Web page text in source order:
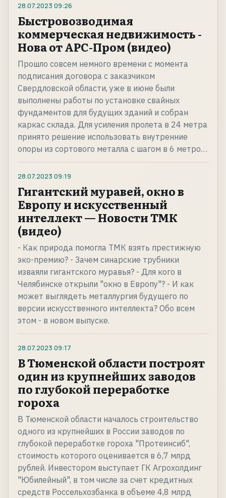
28.07.2023 09:26
Быстровозводимая
коммерческая недвижимость -
Нова от АРС-Пром (видео)
Прошло совсем немного времени с момента
подписания договора с заказчиком
Свердловской области, уже в июне были
выполнены работы по установке свайных
фундаментов для будущих зданий и собран
каркас склада. Для усиления пролета в 24 метра
принято решение использовать внутренние
опоры из сортового металла с шагом в 6 метро…
28.07.2023 09:19
Гигантский муравей, окно в
Европу и искусственный
интеллект — Новости ТМК
(видео)
- Как природа помогла ТМК взять престижную
эко-премию? - Зачем синарские трубники
изваяли гигантского муравья? - Для кого в
Челябинске открыли "окно в Европу"? - И как
может выглядеть металлургия будущего по
версии искусственного интеллекта? Обо всем
этом - в новом выпуске.
28.07.2023 09:17
В Тюменской области построят
один из крупнейших заводов
по глубокой переработке
гороха
В Тюменской области началось строительство
одного из крупнейших в России заводов по
глубокой переработке гороха "Протеинсиб",
стоимость которого оценивается в 6,7 млрд
рублей. Инвестором выступает ГК Агрохолдинг
"Юбилейный", в том числе за счет кредитных
средств Россельхозбанка в объеме 4,8 млрд